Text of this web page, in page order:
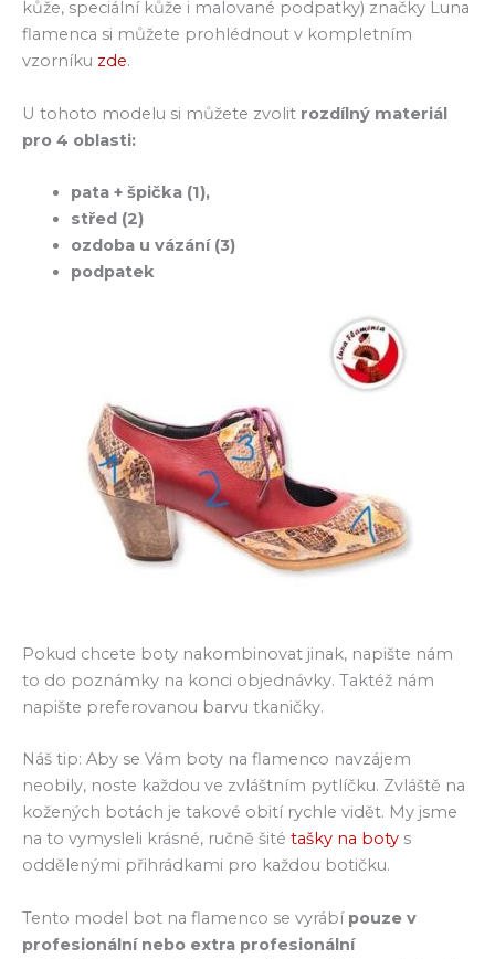
kůže, speciální kůže i malované podpatky) značky Luna
flamenca si můžete prohlédnout v kompletním
vzorníku zde.
U tohoto modelu si můžete zvolit rozdílný materiál
pro 4 oblasti:
pata + špička (1),
střed (2)
ozdoba u vázání (3)
podpatek
Pokud chcete boty nakombinovat jinak, napište nám
to do poznámky na konci objednávky. Taktéž nám
napište preferovanou barvu tkaničky.
Náš tip: Aby se Vám boty na flamenco navzájem
neobily, noste každou ve zvláštním pytlíčku. Zvláště na
kožených botách je takové obití rychle vidět. My jsme
na to vymysleli krásné, ručně šité tašky na boty s
oddělenými přihrádkami pro každou botičku.
Tento model bot na flamenco se vyrábí pouze v
profesionální nebo extra profesionální